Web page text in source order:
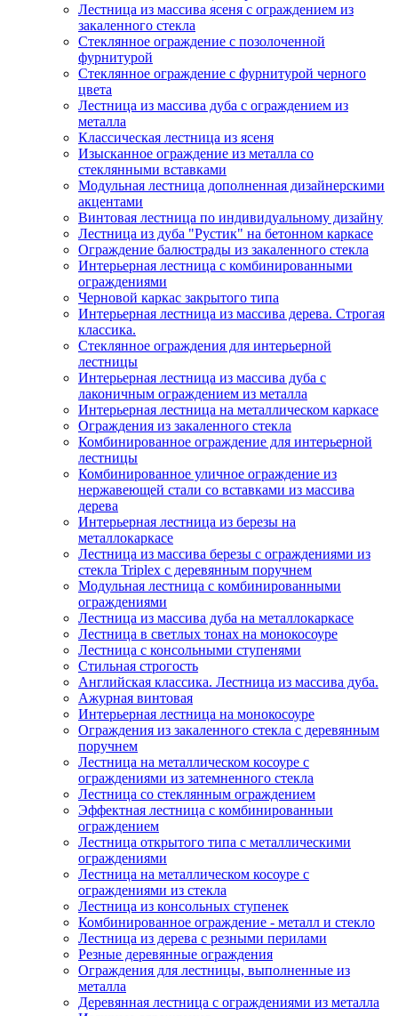
Лестница из массива ясеня с ограждением из
закаленного стекла
Стеклянное ограждение с позолоченной
фурнитурой
Стеклянное ограждение с фурнитурой черного
цвета
Лестница из массива дуба с ограждением из
металла
Классическая лестница из ясеня
Изысканное ограждение из металла со
стеклянными вставками
Модульная лестница дополненная дизайнерскими
акцентами
Винтовая лестница по индивидуальному дизайну
Лестница из дуба "Рустик" на бетонном каркасе
Ограждение балюстрады из закаленного стекла
Интерьерная лестница с комбинированными
ограждениями
Черновой каркас закрытого типа
Интерьерная лестница из массива дерева. Строгая
классика.
Стеклянное ограждения для интерьерной
лестницы
Интерьерная лестница из массива дуба с
лаконичным ограждением из металла
Интерьерная лестница на металлическом каркасе
Ограждения из закаленного стекла
Комбинированное ограждение для интерьерной
лестницы
Комбинированное уличное ограждение из
нержавеющей стали со вставками из массива
дерева
Интерьерная лестница из березы на
металлокаркасе
Лестница из массива березы с ограждениями из
стекла Triplex с деревянным поручнем
Модульная лестница с комбинированными
ограждениями
Лестница из массива дуба на металлокаркасе
Лестница в светлых тонах на монокосоуре
Лестница с консольными ступенями
Стильная строгость
Английская классика. Лестница из массива дуба.
Ажурная винтовая
Интерьерная лестница на монокосоуре
Ограждения из закаленного стекла с деревянным
поручнем
Лестница на металлическом косоуре с
ограждениями из затемненного стекла
Лестница со стеклянным ограждением
Эффектная лестница с комбинированныи
ограждением
Лестница открытого типа с металлическими
ограждениями
Лестница на металлическом косоуре с
ограждениями из стекла
Лестница из консольных ступенек
Комбинированное ограждение - металл и стекло
Лестница из дерева с резными перилами
Резные деревянные ограждения
Ограждения для лестницы, выполненные из
металла
Деревянная лестница с ограждениями из металла